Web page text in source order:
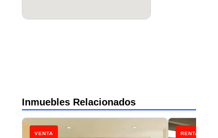
Inmuebles Relacionados
VENTA RENTA